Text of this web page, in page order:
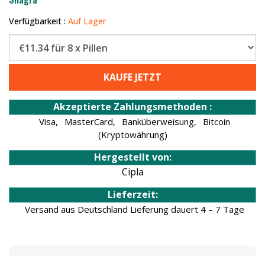
Verfügbarkeit : Auf Lager
KAUFE JETZT
Akzeptierte Zahlungsmethoden :
Visa, MasterCard, Banküberweisung,
Bitcoin
(Kryptowährung)
Hergestellt von:
Cipla
Lieferzeit:
Versand aus Deutschland Lieferung dauert 4 – 7 Tage